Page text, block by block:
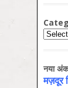
नया अंक
मज़दूर